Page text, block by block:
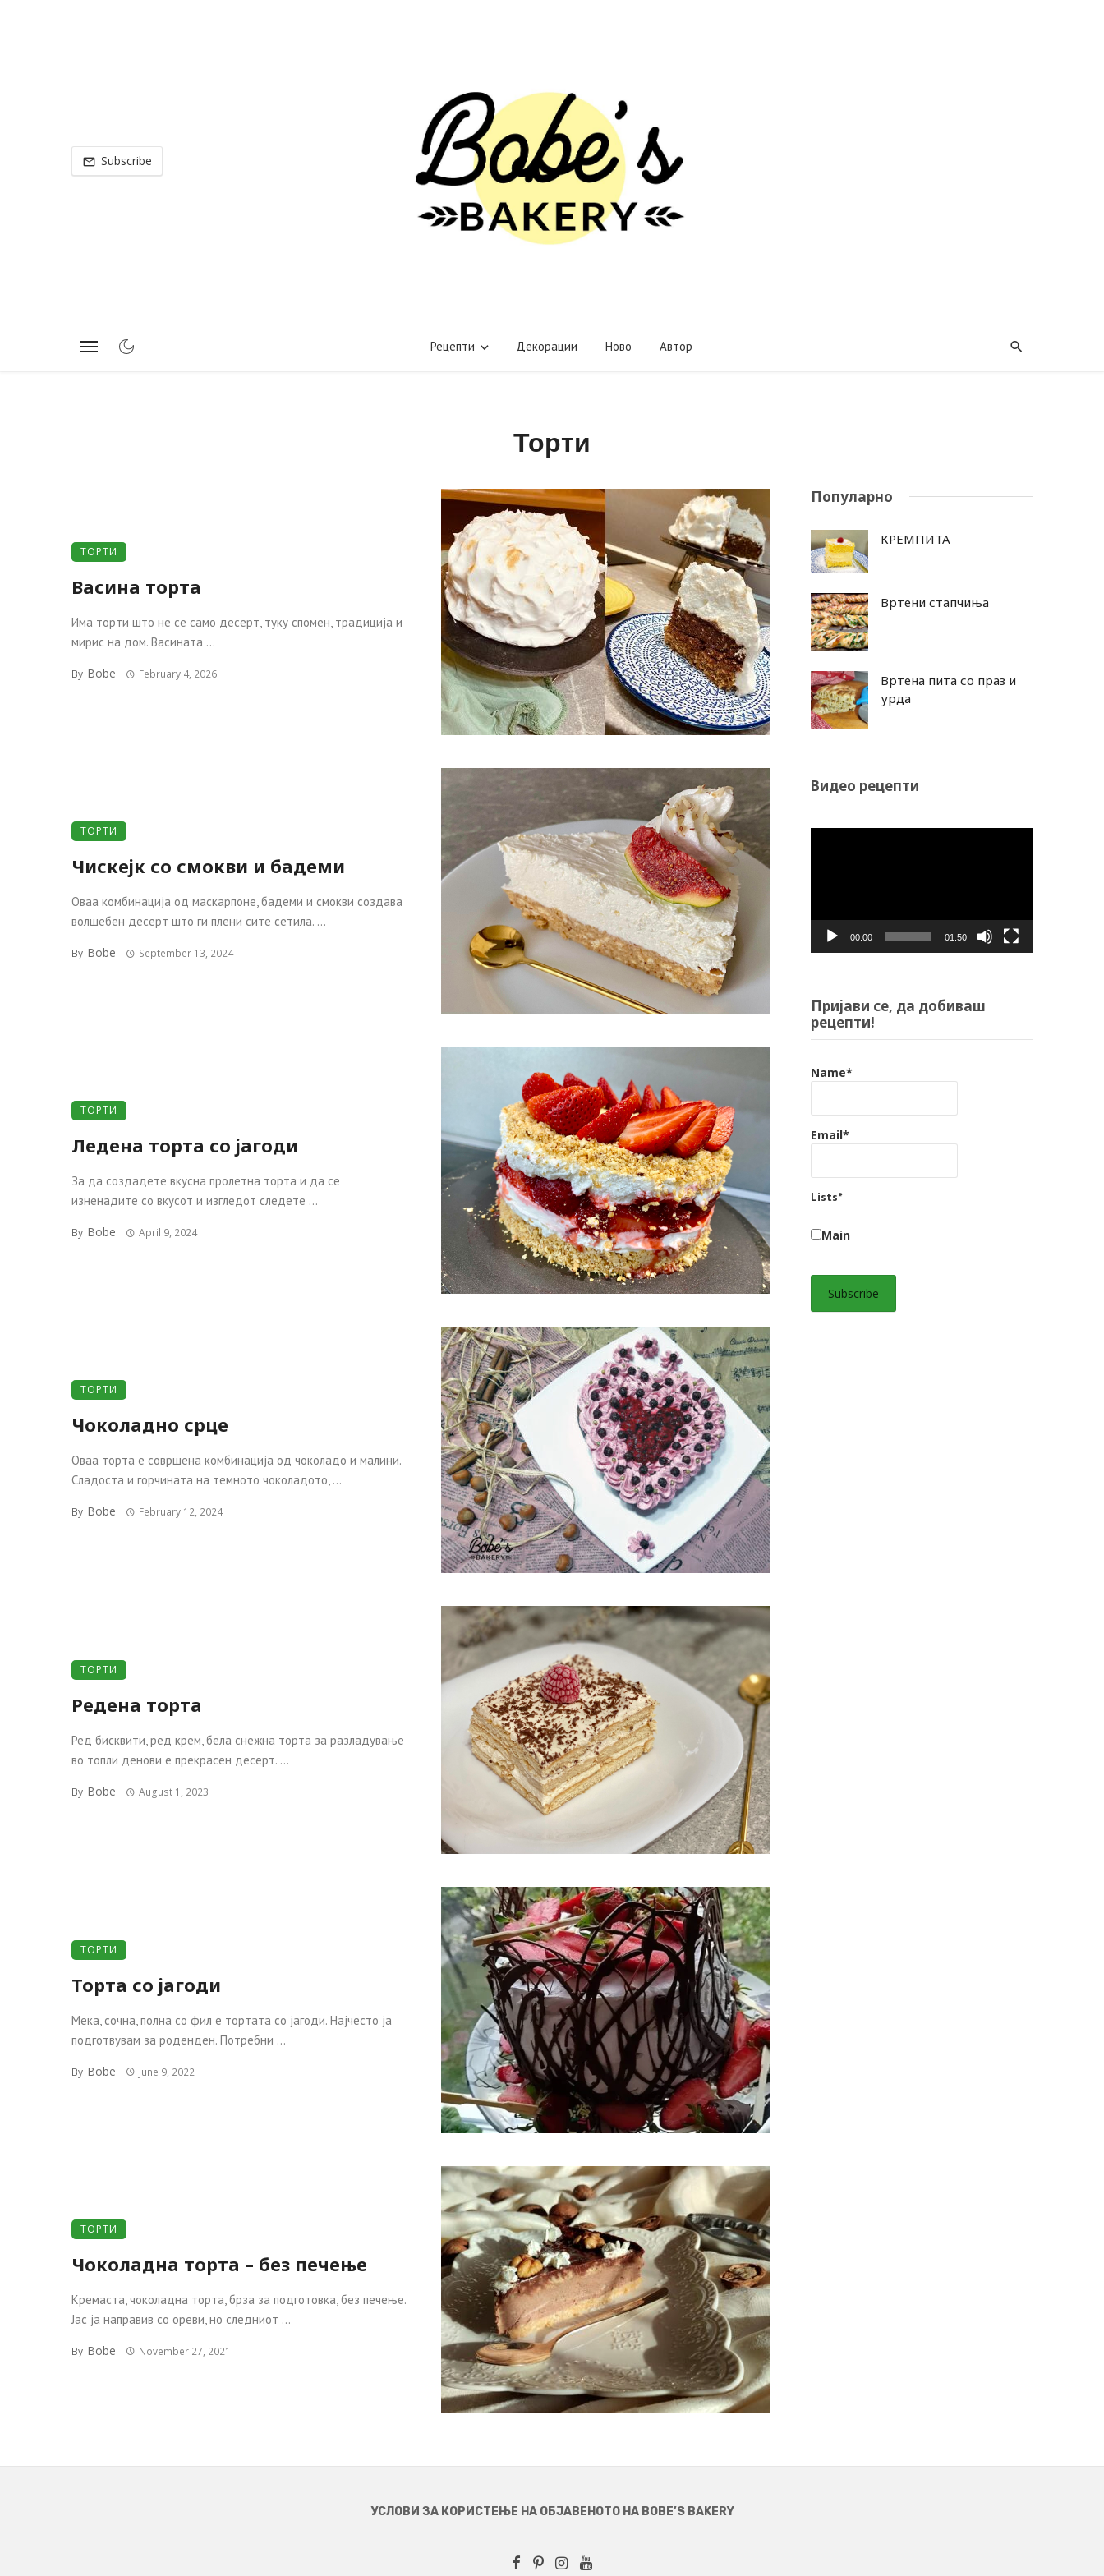
Subscribe
Рецепти Декорации Ново Автор
Торти
ТОРТИ
Васина торта
Има торти што не се само десерт, туку спомен, традиција и
мирис на дом. Васината ...
By Bobe February 4, 2026
ТОРТИ
Чискејк со смокви и бадеми
Оваа комбинација од маскарпоне, бадеми и смокви создава
волшебен десерт што ги плени сите сетила. ...
By Bobe September 13, 2024
ТОРТИ
Ледена торта со јагоди
За да создадете вкусна пролетна торта и да се
изненадите со вкусот и изгледот следете ...
By Bobe April 9, 2024
ТОРТИ
Чоколадно срце
Оваа торта е совршена комбинација од чоколадо и малини.
Сладоста и горчината на темното чоколадото, ...
By Bobe February 12, 2024
ТОРТИ
Редена торта
Ред бисквити, ред крем, бела снежна торта за разладување
во топли денови е прекрасен десерт. ...
By Bobe August 1, 2023
ТОРТИ
Торта со јагоди
Мека, сочна, полна со фил е тортата со јагоди. Најчесто ја
подготвувам за роденден. Потребни ...
By Bobe June 9, 2022
ТОРТИ
Чоколадна торта – без печење
Кремаста, чоколадна торта, брза за подготовка, без печење.
Јас ја направив со ореви, но следниот ...
By Bobe November 27, 2021
Популарно
КРЕМПИТА
Вртени стапчиња
Вртена пита со праз и
урда
Видео рецепти
00:00 01:50
Пријави се, да добиваш
рецепти!
Name*
Email*
Lists*
Main
УСЛОВИ ЗА КОРИСТЕЊЕ НА ОБЈАВЕНОТО НА BOBE’S BAKERY